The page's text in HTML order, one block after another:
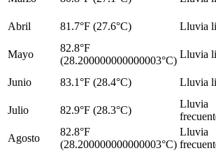
Abril 81.7°F (27.6°C) Lluvia
Mayo
82.8°F
(28.200000000000003°C)
Lluvia
Junio 83.1°F (28.4°C) Lluvia
Julio 82.9°F (28.3°C)
Lluvia
Agosto
82.8°F
(28.200000000000003°C)
Lluvia